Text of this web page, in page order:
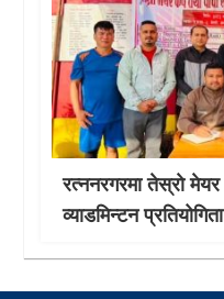
रत्ननरगरमा तेस्राे मेयर
व्याडमिन्टन